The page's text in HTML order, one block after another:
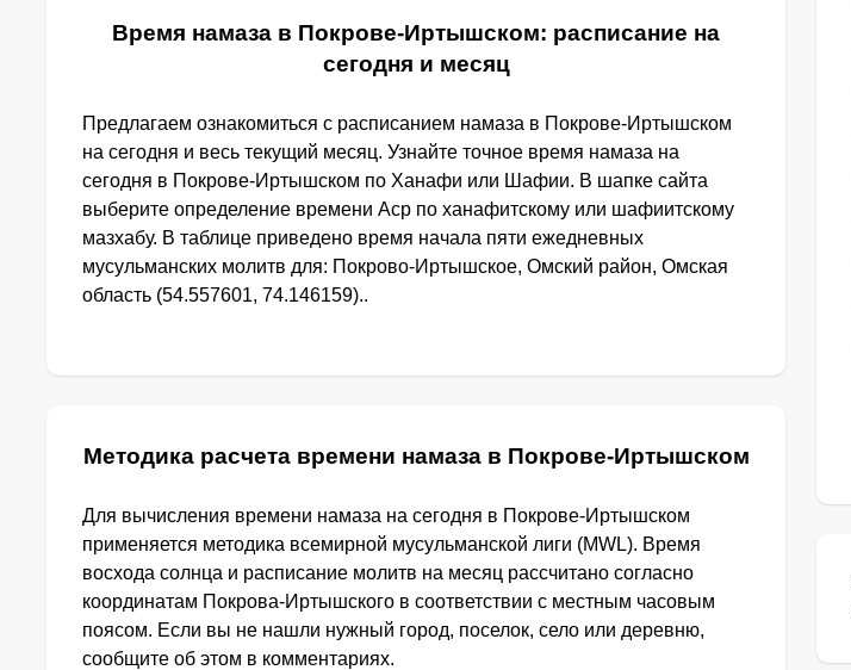
Время намаза в Покрове-Иртышском: расписание на
сегодня и месяц
Предлагаем ознакомиться с расписанием намаза в Покрове-Иртышском
на сегодня и весь текущий месяц. Узнайте точное время намаза на
сегодня в Покрове-Иртышском по Ханафи или Шафии. В шапке сайта
выберите определение времени Аср по ханафитскому или шафиитскому
мазхабу. В таблице приведено время начала пяти ежедневных
мусульманских молитв для: Покрово-Иртышское, Омский район, Омская
область (54.557601, 74.146159)..
Методика расчета времени намаза в Покрове-Иртышском
Для вычисления времени намаза на сегодня в Покрове-Иртышском
применяется методика всемирной мусульманской лиги (MWL). Время
восхода солнца и расписание молитв на месяц рассчитано согласно
координатам Покрова-Иртышского в соответствии с местным часовым
поясом. Если вы не нашли нужный город, поселок, село или деревню,
сообщите об этом в комментариях.